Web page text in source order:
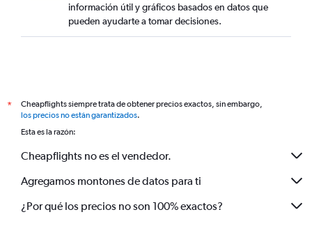
información útil y gráficos basados en datos que
pueden ayudarte a tomar decisiones.
*
Cheapflights siempre trata de obtener precios exactos, sin embargo,
los precios no están garantizados.
Esta es la razón:
Cheapflights no es el vendedor.
Agregamos montones de datos para ti
¿Por qué los precios no son 100% exactos?